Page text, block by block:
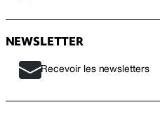
NEWSLETTER
Recevoir les newsletters